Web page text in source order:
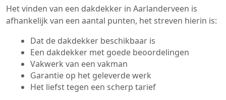
Het vinden van een dakdekker in Aarlanderveen is
afhankelijk van een aantal punten, het streven hierin is:
Dat de dakdekker beschikbaar is
Een dakdekker met goede beoordelingen
Vakwerk van een vakman
Garantie op het geleverde werk
Het liefst tegen een scherp tarief